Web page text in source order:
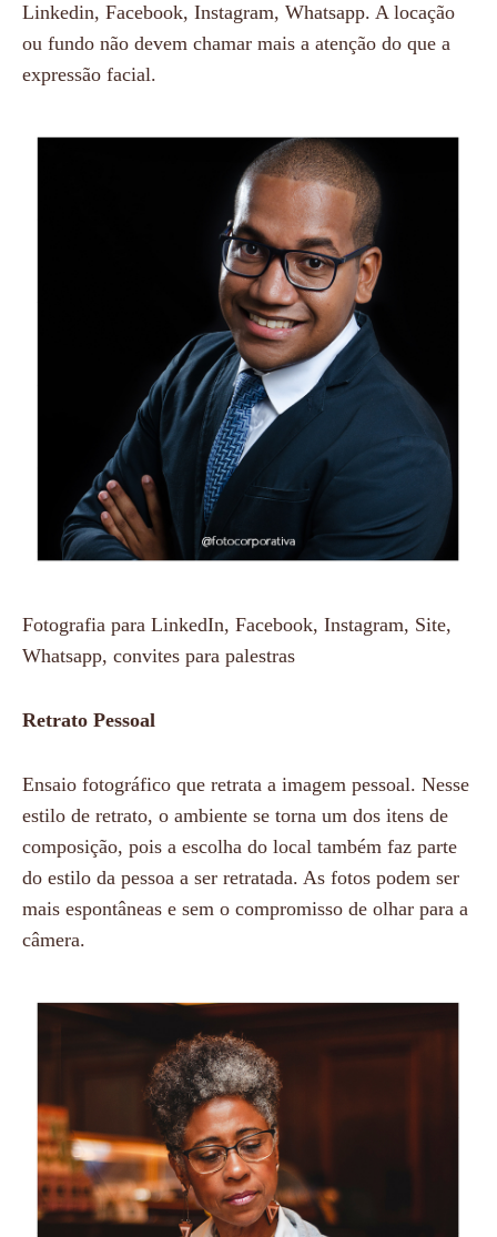
Linkedin, Facebook, Instagram, Whatsapp. A locação
ou fundo não devem chamar mais a atenção do que a
expressão facial.
Fotografia para LinkedIn, Facebook, Instagram, Site,
Whatsapp, convites para palestras
Retrato Pessoal
Ensaio fotográfico que retrata a imagem pessoal. Nesse
estilo de retrato, o ambiente se torna um dos itens de
composição, pois a escolha do local também faz parte
do estilo da pessoa a ser retratada. As fotos podem ser
mais espontâneas e sem o compromisso de olhar para a
câmera.